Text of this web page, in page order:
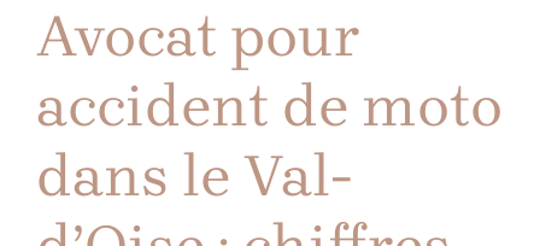
Avocat pour
accident de moto
dans le Val-